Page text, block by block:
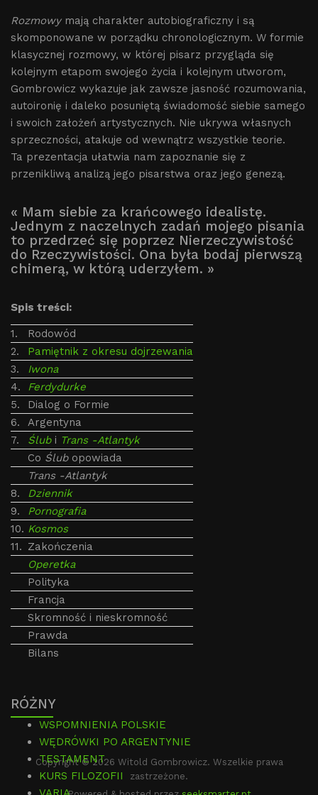
Rozmowymają charakter autobiograficzny i są
skomponowane w porządku chronologicznym. W formie
klasycznej rozmowy, w której pisarz przygląda się
kolejnym etapom swojego życia i kolejnym utworom,
Gombrowicz wykazuje jak zawsze jasność rozumowania,
autoironię i daleko posuniętą świadomość siebie samego
i swoich założeń artystycznych. Nie ukrywa własnych
sprzeczności, atakuje od wewnątrz wszystkie teorie.
Ta prezentacja ułatwia nam zapoznanie się z
przenikliwą analizą jego pisarstwa oraz jego genezą.
« Mam siebie za krańcowego idealistę.
Jednym z naczelnych zadań mojego pisania
to przedrzeć się poprzez Nierzeczywistość
do Rzeczywistości. Ona była bodaj pierwszą
chimerą, w którą uderzyłem. »
Spis treści:
1.
Rodowód
2.
Pamiętnik z okresu dojrzewania
3.
Iwona
4.
Ferdydurke
5.
Dialog o Formie
6.
Argentyna
7.
Ślubi Trans -Atlantyk
Co Ślubopowiada
Trans -Atlantyk
8.
Dziennik
9.
Pornografia
10. Kosmos
11. Zakończenia
Operetka
Polityka
Francja
Skromność i nieskromność
Prawda
Bilans
RÓŻNY
WSPOMNIENIA POLSKIE
WĘDRÓWKI PO ARGENTYNIE
TESTAMENT
KURS FILOZOFII
Copyright © 2026 Witold Gombrowicz. Wszelkie prawa
zastrzeżone.